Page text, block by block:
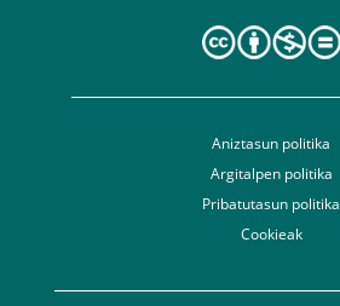
Aniztasun politika
Argitalpen politika
Pribatutasun politika
Cookieak